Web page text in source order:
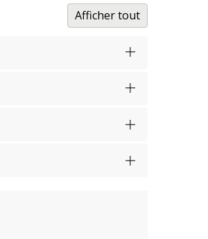
Afficher tout